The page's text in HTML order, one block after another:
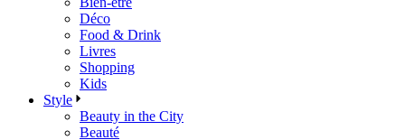
Déco
Food & Drink
Livres
Shopping
Kids
Style
Beauty in the City
Beauté